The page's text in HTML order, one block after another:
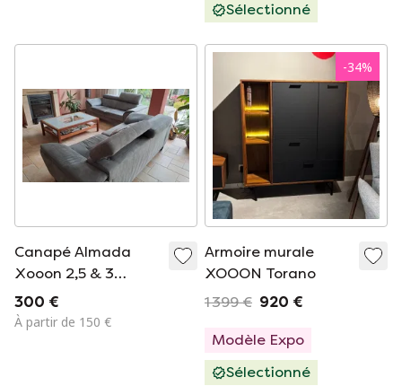
Sélectionné
Canapé Almada
Xooon 2,5 & 3
places
300 €
À partir de 150 €
-34%
Armoire murale
XOOON Torano
1 399 € 920 €
Modèle Expo
Sélectionné